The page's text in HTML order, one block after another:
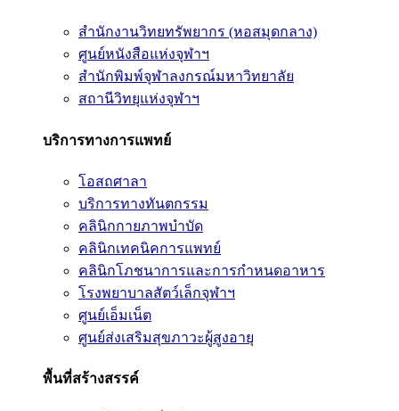
สำนักงานวิทยทรัพยากร (หอสมุดกลาง)
ศูนย์หนังสือแห่งจุฬาฯ
สำนักพิมพ์จุฬาลงกรณ์มหาวิทยาลัย
สถานีวิทยุแห่งจุฬาฯ
บริการทางการแพทย์
โอสถศาลา
บริการทางทันตกรรม
คลินิกกายภาพบำบัด
คลินิกเทคนิคการแพทย์
คลินิกโภชนาการและการกำหนดอาหาร
โรงพยาบาลสัตว์เล็กจุฬาฯ
ศูนย์เอ็มเน็ต
ศูนย์ส่งเสริมสุขภาวะผู้สูงอายุ
พื้นที่สร้างสรรค์